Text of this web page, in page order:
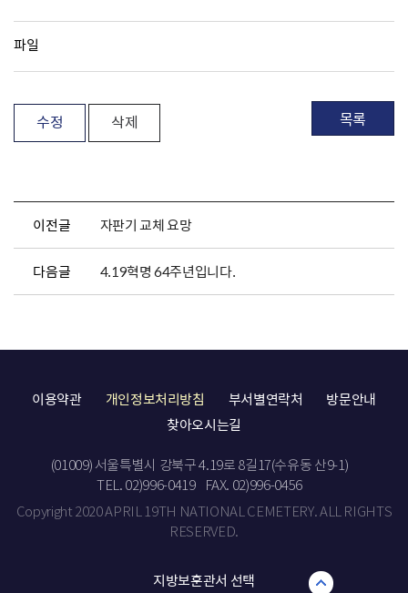
파일
수정 삭제 목록
이전글 자판기 교체 요망
다음글 4.19혁명 64주년입니다.
이용약관 개인정보처리방침 부서별연락처
방문안내
찾아오시는길
(01009) 서울특별시 강북구 4.19로 8길17(수유동 산9-1)
TEL. 02)996-0419
FAX. 02)996-0456
Copyright 2020 APRIL 19TH NATIONAL CEMETERY. ALL RIGHTS
RESERVED.
지방보훈관서 선택